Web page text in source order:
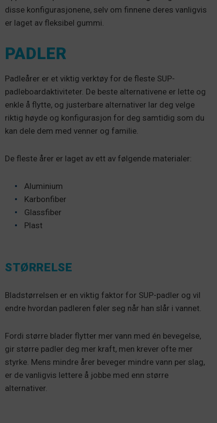
disse konfigurasjonene, selv om finnene deres vanligvis
er laget av fleksibel gummi.
PADLER
Padleårer er et viktig verktøy for de fleste SUP-
padleboardaktiviteter. De beste alternativene er lette og
enkle å flytte, og justerbare alternativer lar deg velge
riktig høyde og konfigurasjon for deg samtidig som du
kan dele dem med venner og familie.
De fleste årer er laget av ett av følgende materialer:
Aluminium
Karbonfiber
Glassfiber
Plast
STØRRELSE
Bladstørrelsen er en viktig faktor for SUP-padler og vil
endre hvordan padleren føler seg når han slår i vannet.
Fordi større blader flytter mer vann med én bevegelse,
gir større padler deg mer kraft, men krever ofte mer
styrke. Mens mindre årer beveger mindre vann per slag,
er de vanligvis lettere å jobbe med enn større
alternativer.